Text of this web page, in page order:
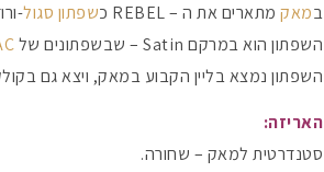
במאק מתארים את ה – REBEL כ שפתון סגול-
השפתון הוא במרקם Satin – שבשפתונים של
השפתון נמצא בליין הקבוע במאק, ויצא גם
האריזה:
סטנדרטית למאק – שחורה.